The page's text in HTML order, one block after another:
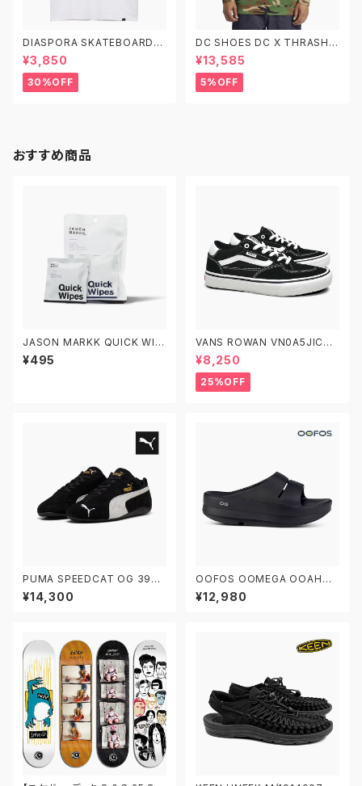
DIASPORA SKATEBOARDS
X DC SHOES DSP STAR SS
ディーシーシューズ ディアスポ
ラ スケートボード スターロゴ 半
袖Tシャツ 白
¥3,850
30%OFF
DC SHOES DC X THRASHE
R PH ディーシーシューズ スラッ
シャー プルオーバーフーディ ス
ウェットパーカー DPO233002
XCGK
¥13,585
5%OFF
おすすめ商品
JASON MARKK QUICK WIP
ES 3 PACK ジェイソンマーク
クイックワイプス 3パック スニ
¥495
VANS ROWAN VN0A5JIC6B
T BLACK/TRUE WHITE 22.5
-29.0 ヴァンズ スケート ローワ
ン スケシュー スケートシューズ
¥8,250
25%OFF
PUMA SPEEDCAT OG 3988
46-01 プーマ スピードキャット
OG 黒
¥14,300
OOFOS OOMEGA OOAHH
BLACK ウーフォス リカバリー
サンダル ウーメガ ウーアー ブラ
¥12,980